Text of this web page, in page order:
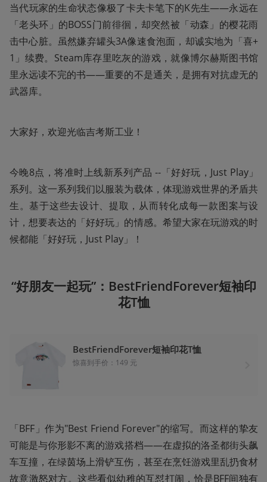
当代玩家的生命状态像极了卡夫卡笔下的K先生——永远在
「老头环」的BOSS门前徘徊，却突然被「动森」的樱花雨
击中心脏。虽然嫌弃罐头3A像速食泡面，却诚实地为「喜+
1」续费。Steam库存里吃灰的游戏，就像博尔赫斯图书馆
里永远读不完的书——重要的不是通关，是拥有对抗虚无的
武器库。
大家好，欢迎光临吉考斯工业！
今晚8点，将准时上线新系列产品 --「好好玩，Just Play」
系列。这一系列我们以服装为载体，体现游戏世界的矛盾共
生。基于这些去设计、提取，从而转化成每一款图案与设
计，想要表达的「好好玩」的情感。希望大家在玩游戏的时
候都能「好好玩，Just Play」！
“好朋友一起玩”：BestFriendForever短袖印
花T恤
BestFriendForever短袖印花T恤
惊喜到手价：149 元
「BFF」作为"Best Friend Forever"的缩写。而这样的挚友
可能是与你形影不离的游戏搭档——在虚拟的洛圣都街头飙
车互撞，在绿茵场上滑铲互伤，甚至在烹饪游戏里乱扔食材
故意激怒对方‌。这些看似幼稚的互怼打闹，恰是BFF间独有